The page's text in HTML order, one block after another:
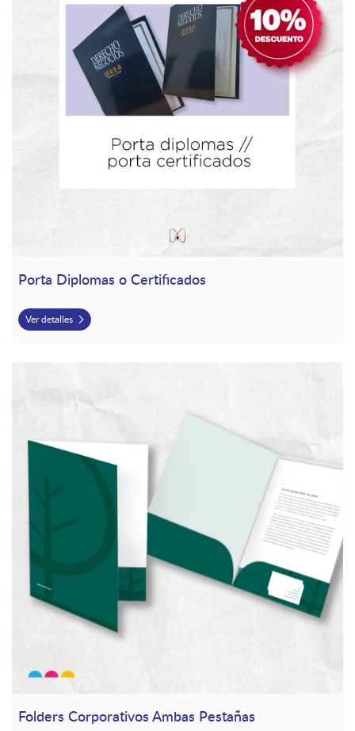
Porta Diplomas o Certificados
Ver detalles
Folders Corporativos Ambas Pestañas